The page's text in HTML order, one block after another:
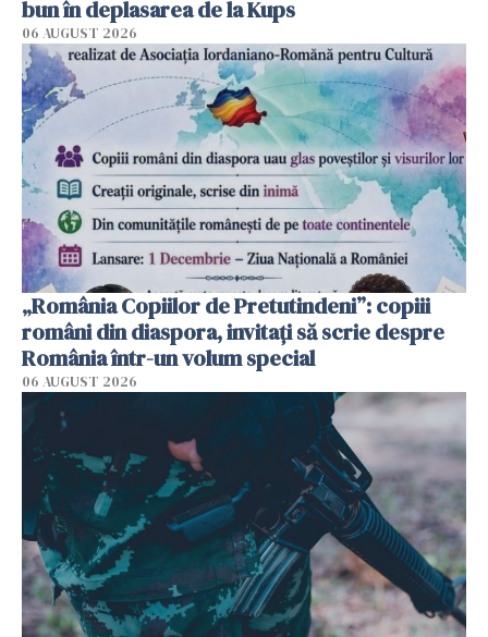
bun în deplasarea de la Kups
06 AUGUST 2026
„România Copiilor de Pretutindeni”: copiii
români din diaspora, invitați să scrie despre
România într-un volum special
06 AUGUST 2026